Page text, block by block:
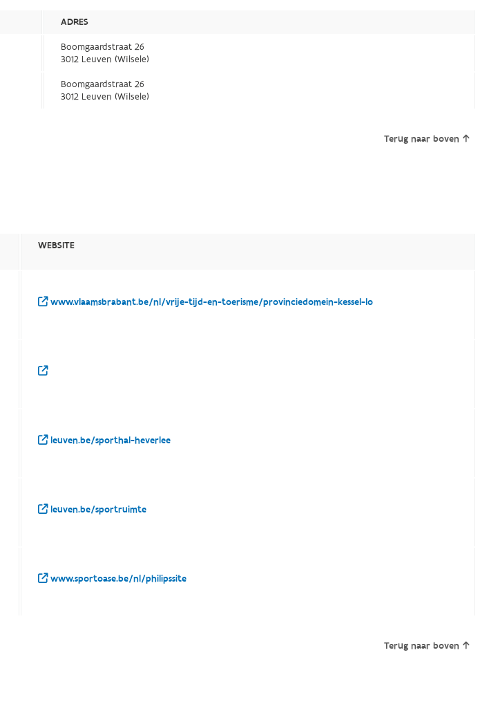
ADRES
Boomgaardstraat 26
3012 Leuven (Wilsele)
Boomgaardstraat 26
3012 Leuven (Wilsele)
Terug naar boven
WEBSITE
www.vlaamsbrabant.be/nl/vrije-tijd-en-toerisme/provinciedomein-kessel-lo
leuven.be/sporthal-heverlee
leuven.be/sportruimte
www.sportoase.be/nl/philipssite
Terug naar boven